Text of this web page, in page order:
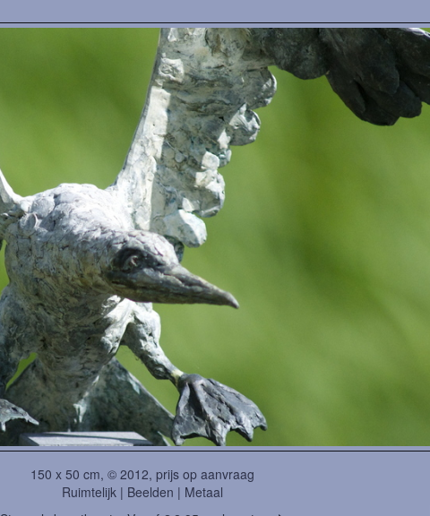
150 x 50 cm, © 2012, prijs op aanvraag
Ruimtelijk | Beelden | Metaal